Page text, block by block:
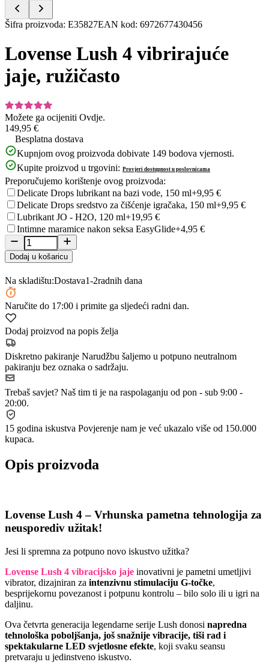
Item
of
Šifra proizvoda: E35827EAN kod: 6972677430456
Lovense Lush 4 vibrirajuće
jaje, ružičasto
Možete ga ocijeniti Ovdje.
149,95 €
Besplatna dostava
Kupnjom ovog proizvoda dobivate 149 bodova vjernosti.
Kupite proizvod u trgovini: Provjeri dostupnost u poslovnicama
Preporučujemo korištenje ovog proizvoda:
Delicate Drops lubrikant na bazi vode, 150 ml+9,95 €
Delicate Drops sredstvo za čišćenje igračaka, 150 ml+9,95 €
Lubrikant JO - H2O, 120 ml+19,95 €
Intimne maramice nakon seksa EasyGlide+4,95 €
Dodaj u košaricu
Na skladištu:Dostava1-2radnih dana
Naručite do 17:00 i primite ga sljedeći radni dan.
Dodaj proizvod na popis želja
Diskretno pakiranje Narudžbu šaljemo u potpuno neutralnom
pakiranju bez oznaka o sadržaju.
Trebaš savjet? Naš tim ti je na raspolaganju od pon - sub 9:00 -
20:00.
15 godina iskustva Povjerenje nam je već ukazalo više od 150.000
kupaca.
Opis proizvoda
Lovense Lush 4 – Vrhunska pametna tehnologija za
neusporediv užitak!
Jesi li spremna za potpuno novo iskustvo užitka?
Lovense Lush 4 vibracijsko jaje inovativni je pametni umetljivi
vibrator, dizajniran za intenzivnu stimulaciju G-točke,
besprijekornu povezanost i potpunu kontrolu – bilo solo ili u igri na
daljinu.
Ova četvrta generacija legendarne serije Lush donosi napredna
tehnološka poboljšanja, još snažnije vibracije, tiši rad i
spektakularne LED svjetlosne efekte, koji svaku seansu
pretvaraju u jedinstveno iskustvo.